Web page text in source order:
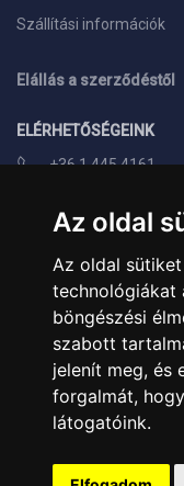
Az oldal
Az oldal
technológiákat
böngészési
szabott
jelenít meg, és
forgalmát,
látogatóink.
Szállítási információk
Elállás a szerződéstől
ELÉRHETŐSÉGEINK
+36 1 445 4161
1148 Budapest, Nagy
Nyitvatartás és
PARTNEREINK
Árukereső.hu